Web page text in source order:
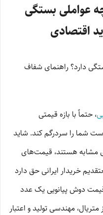
عواملی بستگی
اقتصادی
دارد؟ راهنمای شفاف
، حتماً با بازه قیمتی
شما را سردرگم کند. شاید
مشابه هستند، قیمت‌های
خریدار ایرانی حق دارد
دوش پیانویی یک عدد
مهندسی تولید و اعتبار